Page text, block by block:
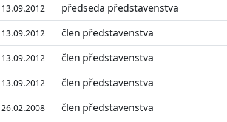
předseda představenstva
člen představenstva
člen představenstva
člen představenstva
člen představenstva